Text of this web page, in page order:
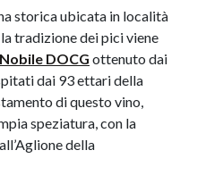
storica ubicata in località
tradizione dei pici viene
Nobile DOCG ottenuto dai
dai 93 ettari della
di questo vino,
speziatura, con la
della